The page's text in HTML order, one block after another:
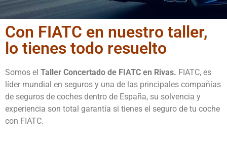
Con FIATC en nuestro taller,
lo tienes todo resuelto
Somos el Taller Concertado de FIATC en Rivas. FIATC, es
líder mundial en seguros y una de las principales compañías
de seguros de coches dentro de España, su solvencia y
experiencia son total garantía si tienes el seguro de tu coche
con FIATC.